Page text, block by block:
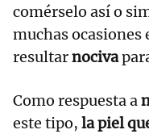
comérselo así o
muchas ocasiones
resultarnociva
Como respuesta a
este tipo, la piel